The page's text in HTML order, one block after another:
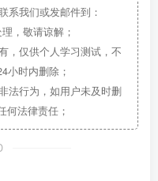
系我们或发邮件到：
，敬请谅解；
，仅供个人学习测试，不
小时内删除；
法行为，如用户未及时删
何法律责任；